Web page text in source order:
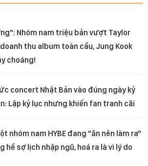
Nhóm nam triệu bản vượt Taylor
thu album toàn cầu, Jung Kook
choáng!
concert Nhật Bản vào đúng ngày kỷ
Lập kỷ lục nhưng khiến fan tranh cãi
nhóm nam HYBE đang "ăn nên làm ra"
hề sợ lịch nhập ngũ, hoá ra là vì lý do